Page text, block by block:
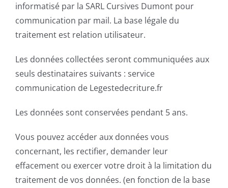
informatisé par la SARL Cursives Dumont pour
communication par mail. La base légale du
traitement est relation utilisateur.
Les données collectées seront communiquées aux
seuls destinataires suivants : service
communication de Legestedecriture.fr
Les données sont conservées pendant 5 ans.
Vous pouvez accéder aux données vous
concernant, les rectifier, demander leur
effacement ou exercer votre droit à la limitation du
traitement de vos données. (en fonction de la base